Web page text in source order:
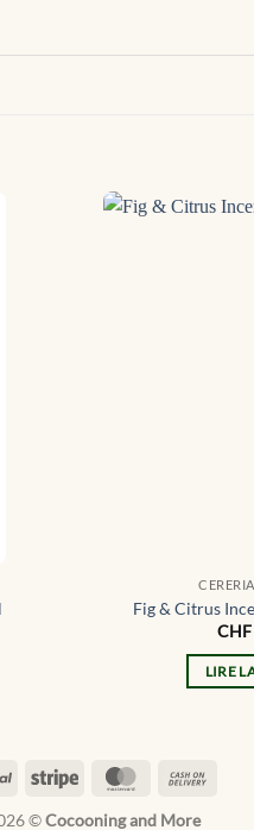
Fig & Citrus
CHF
LIRE
PayPal Stripe MasterCard
©Cocooning and More